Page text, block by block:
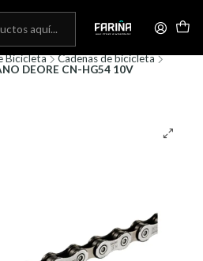
80.000! (No aplica para bicicletas)
Bicicleta
Cadenas de bicicleta
DEORE CN-HG54 10V